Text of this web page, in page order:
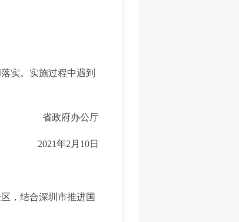
实。实施过程中遇到
省政府办公厅
2021年2月10日
，结合深圳市推进国